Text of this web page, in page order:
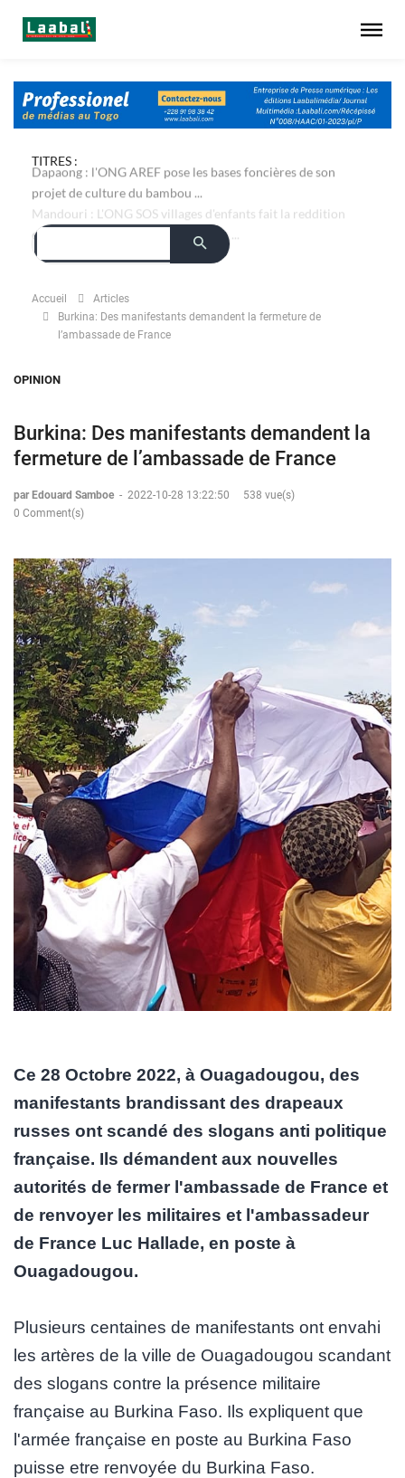
TITRES :
Dapaong : l'ONG AREF pose les bases foncières de son
projet de culture du bambou ...
Accueil
Articles
Burkina: Des manifestants demandent la fermeture de
l’ambassade de France
OPINION
Burkina: Des manifestants demandent la
fermeture de l’ambassade de France
par Edouard Samboe - 2022-10-28 13:22:50
538 vue(s)
0 Comment(s)
Ce 28 Octobre 2022, à Ouagadougou, des
manifestants brandissant des drapeaux
russes ont scandé des slogans anti politique
française. Ils démandent aux nouvelles
autorités de fermer l'ambassade de France et
de renvoyer les militaires et l'ambassadeur
de France Luc Hallade, en poste à
Ouagadougou.
Plusieurs centaines de manifestants ont envahi
les artères de la ville de Ouagadougou scandant
des slogans contre la présence militaire
française au Burkina Faso. Ils expliquent que
l'armée française en poste au Burkina Faso
puisse etre renvoyée du Burkina Faso.